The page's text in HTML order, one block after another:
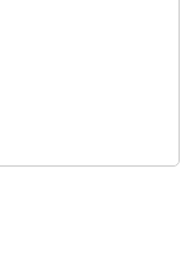
けど私は最初か
り込みが果てし